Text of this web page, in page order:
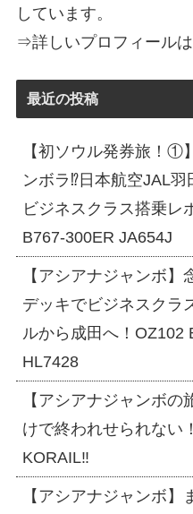
しています。
⇒詳しいプロフィールは
最近の投稿
【初ソウル発券旅！①
ンボラ⁉日本航空JAL羽
ビジネスクラス搭乗レ
B767-300ER JA654J
【アシアナジャンボ】
デッキでビジネスクラ
ルから成田へ！OZ102
HL7428
【アシアナジャンボの
けで終われせられない
KORAIL‼
【アシアナジャンボ】